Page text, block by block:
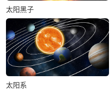
太阳黑子
太阳系